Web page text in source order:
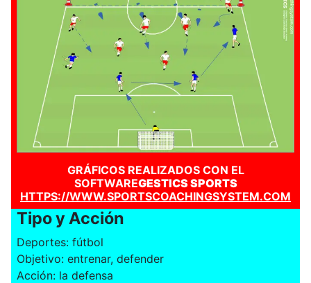
GRÁFICOS REALIZADOS CON EL
SOFTWAREGESTICS SPORTS
HTTPS://WWW.SPORTSCOACHINGSYSTEM.COM
Tipo y Acción
Deportes: fútbol
Objetivo: entrenar, defender
Acción: la defensa